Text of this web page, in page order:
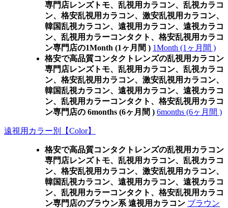
専門店レンズトモ、乱視用カラコン、乱視カラコ
ン、格安乱視用カラコン、激安乱視用カラコン、
韓国乱視カラコン、遠視用カラコン、遠視カラコ
ン、乱視用カラーコンタクト、格安乱視用カラコ
ン専門店の1Month (1ヶ月間 ) 1Month (1ヶ月間 )
格安で高品質コンタクトレンズの乱視用カラコン
専門店レンズトモ、乱視用カラコン、乱視カラコ
ン、格安乱視用カラコン、激安乱視用カラコン、
韓国乱視カラコン、遠視用カラコン、遠視カラコ
ン、乱視用カラーコンタクト、格安乱視用カラコ
ン専門店の 6months (6ヶ月間 ) 6months (6ヶ月間 )
遠視用カラー別【Color】
格安で高品質コンタクトレンズの乱視用カラコン
専門店レンズトモ、乱視用カラコン、乱視カラコ
ン、格安乱視用カラコン、激安乱視用カラコン、
韓国乱視カラコン、遠視用カラコン、遠視カラコ
ン、乱視用カラーコンタクト、格安乱視用カラコ
ン専門店のブラウン系 遠視用カラコン ブラウン